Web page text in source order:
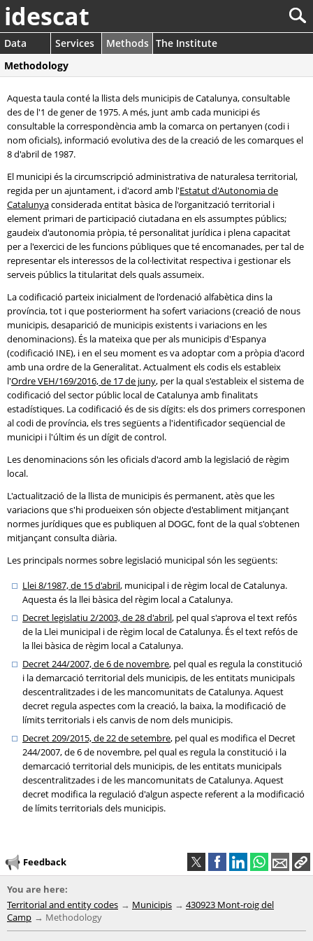
idescat
Data Services Methods The Institute
Methodology
Aquesta taula conté la llista dels municipis de Catalunya, consultable
des de l'1 de gener de 1975. A més, junt amb cada municipi és
consultable la correspondència amb la comarca on pertanyen (codi i
nom oficials), informació evolutiva des de la creació de les comarques el
8 d'abril de 1987.
El municipi és la circumscripció administrativa de naturalesa territorial,
regida per un ajuntament, i d'acord amb l'Estatut d'Autonomia de
Catalunyaconsiderada entitat bàsica de l'organització territorial i
element primari de participació ciutadana en els assumptes públics;
gaudeix d'autonomia pròpia, té personalitat jurídica i plena capacitat
per a l'exercici de les funcions públiques que té encomanades, per tal de
representar els interessos de la col·lectivitat respectiva i gestionar els
serveis públics la titularitat dels quals assumeix.
La codificació parteix inicialment de l'ordenació alfabètica dins la
província, tot i que posteriorment ha sofert variacions (creació de nous
municipis, desaparició de municipis existents i variacions en les
denominacions). És la mateixa que per als municipis d'Espanya
(codificació INE), i en el seu moment es va adoptar com a pròpia d'acord
amb una ordre de la Generalitat. Actualment els codis els estableix
l'Ordre VEH/169/2016, de 17 de juny, per la qual s'estableix el sistema de
codificació del sector públic local de Catalunya amb finalitats
estadístiques. La codificació és de sis dígits: els dos primers corresponen
al codi de província, els tres següents a l'identificador seqüencial de
municipi i l'últim és un dígit de control.
Les denominacions són les oficials d'acord amb la legislació de règim
local.
L'actualització de la llista de municipis és permanent, atès que les
variacions que s'hi produeixen són objecte d'establiment mitjançant
normes jurídiques que es publiquen al DOGC, font de la qual s'obtenen
mitjançant consulta diària.
Les principals normes sobre legislació municipal són les següents:
Llei 8/1987, de 15 d'abril, municipal i de règim local de Catalunya.
Aquesta és la llei bàsica del règim local a Catalunya.
Decret legislatiu 2/2003, de 28 d'abril, pel qual s'aprova el text refós
de la Llei municipal i de règim local de Catalunya. És el text refós de
la llei bàsica de règim local a Catalunya.
Decret 244/2007, de 6 de novembre, pel qual es regula la constitució
i la demarcació territorial dels municipis, de les entitats municipals
descentralitzades i de les mancomunitats de Catalunya. Aquest
decret regula aspectes com la creació, la baixa, la modificació de
límits territorials i els canvis de nom dels municipis.
Decret 209/2015, de 22 de setembre, pel qual es modifica el Decret
244/2007, de 6 de novembre, pel qual es regula la constitució i la
demarcació territorial dels municipis, de les entitats municipals
descentralitzades i de les mancomunitats de Catalunya. Aquest
decret modifica la regulació d'algun aspecte referent a la modificació
de límits territorials dels municipis.
Feedback
You are here:
Territorial and entity codes
Municipis
430923 Mont-roig del
Camp
Methodology